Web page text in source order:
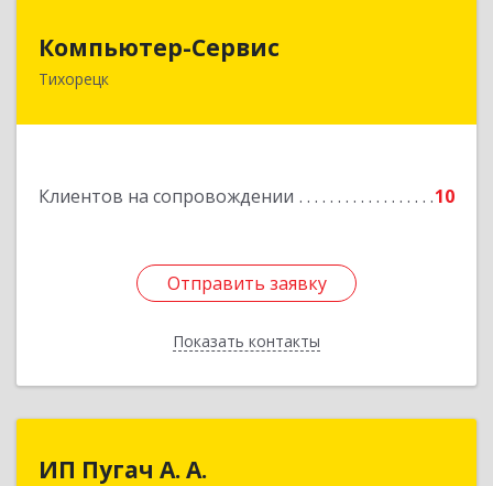
Компьютер-Сервис
Тихорецк
Клиентов на сопровождении 10
Отправить заявку
Показать контакты
352040, Краснодарский край, Павловский р-н,
Отправить заявку
Назад
ИП Пугач А. А.